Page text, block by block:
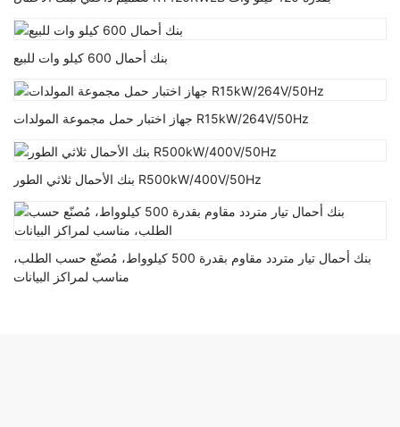
بنك أحمال 600 كيلو وات للبيع
جهاز اختبار حمل مجموعة المولدات R15kW/264V/50Hz
بنك الأحمال ثلاثي الطور R500kW/400V/50Hz
بنك أحمال تيار متردد مقاوم بقدرة 500 كيلوواط، مُصنّع حسب الطلب،
مناسب لمراكز البيانات